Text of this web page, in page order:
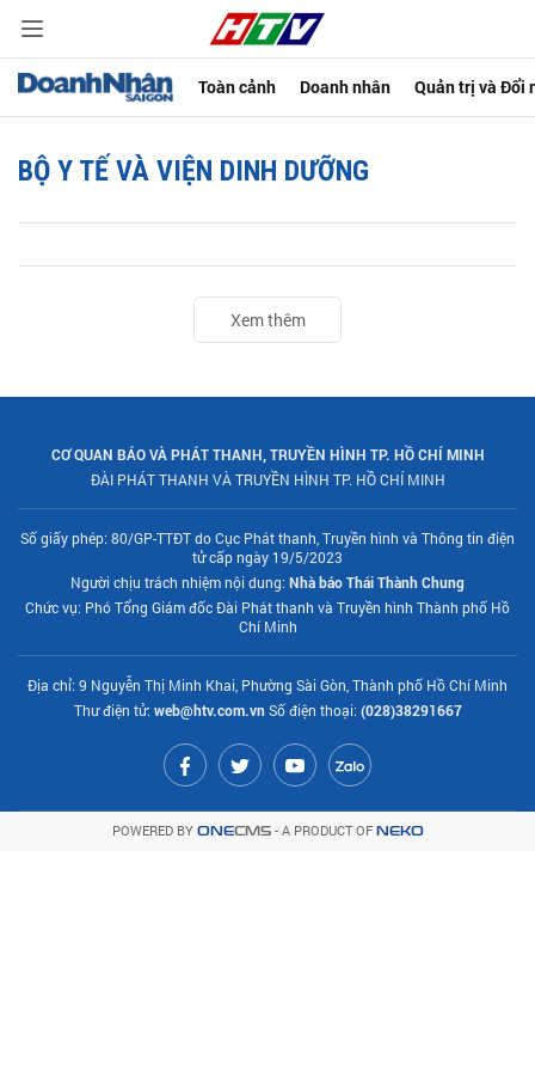
Toàn cảnh Doanh nhân Quản trị và Đổi
BỘ Y TẾ VÀ VIỆN DINH DƯỠNG
Xem thêm
CƠ QUAN BÁO VÀ PHÁT THANH, TRUYỀN HÌNH TP. HỒ CHÍ MINH
ĐÀI PHÁT THANH VÀ TRUYỀN HÌNH TP. HỒ CHÍ MINH
Số giấy phép: 80/GP-TTĐT do Cục Phát thanh, Truyền hình và Thông tin điện
tử cấp ngày 19/5/2023
Người chịu trách nhiệm nội dung: Nhà báo Thái Thành Chung
Chức vụ: Phó Tổng Giám đốc Đài Phát thanh và Truyền hình Thành phố Hồ
Chí Minh
Địa chỉ: 9 Nguyễn Thị Minh Khai, Phường Sài Gòn, Thành phố Hồ Chí Minh
Thư điện tử: web@htv.com.vnSố điện thoại: (028)38291667
POWERED BY ONECMS- A PRODUCT OF NEKO